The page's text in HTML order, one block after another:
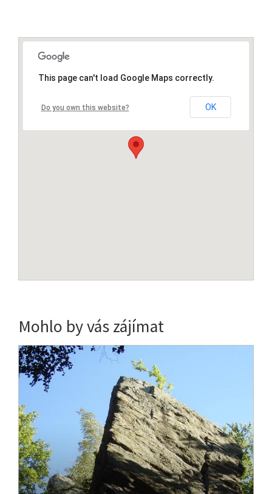
This page can't load Google Maps correctly.
Do you own this website? OK
Mohlo by vás zájímat